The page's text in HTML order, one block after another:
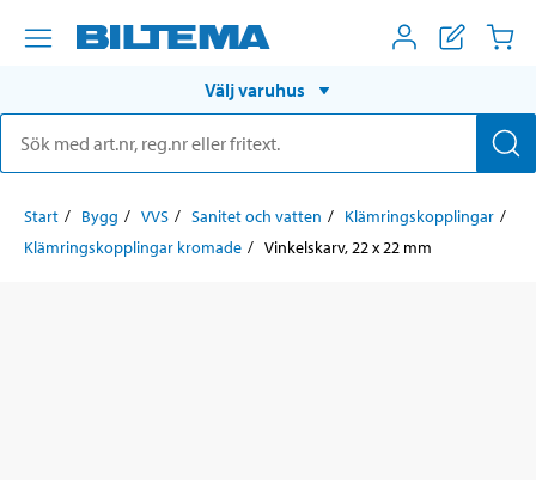
Välj varuhus
Start Bygg VVS Sanitet och vatten
Klämringskopplingar
Klämringskopplingar kromade
Vinkelskarv, 22 x 22 mm